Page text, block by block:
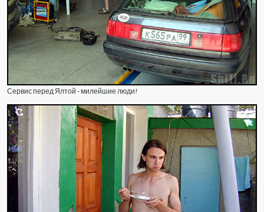
Сервис перед Ялтой - милейшие люди!